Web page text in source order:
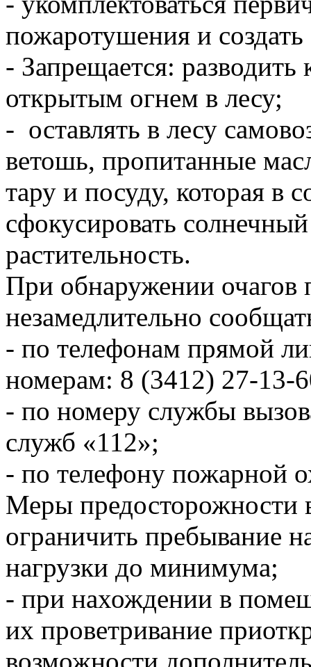
пожаротушения и
- Запрещается: разводить
открытым огнем в лесу;
- оставлять в лесу
ветошь, пропитанные
тару и посуду, которая в
сфокусировать
растительность.
При обнаружении
незамедлительно
- по телефонам прямой
номерам: 8 (3412) 27-13-
- по номеру службы
служб «112»;
- по телефону пожарной
Меры предосторожности
ограничить пребывание
нагрузки до минимума;
- при нахождении в
их проветривание
возможности